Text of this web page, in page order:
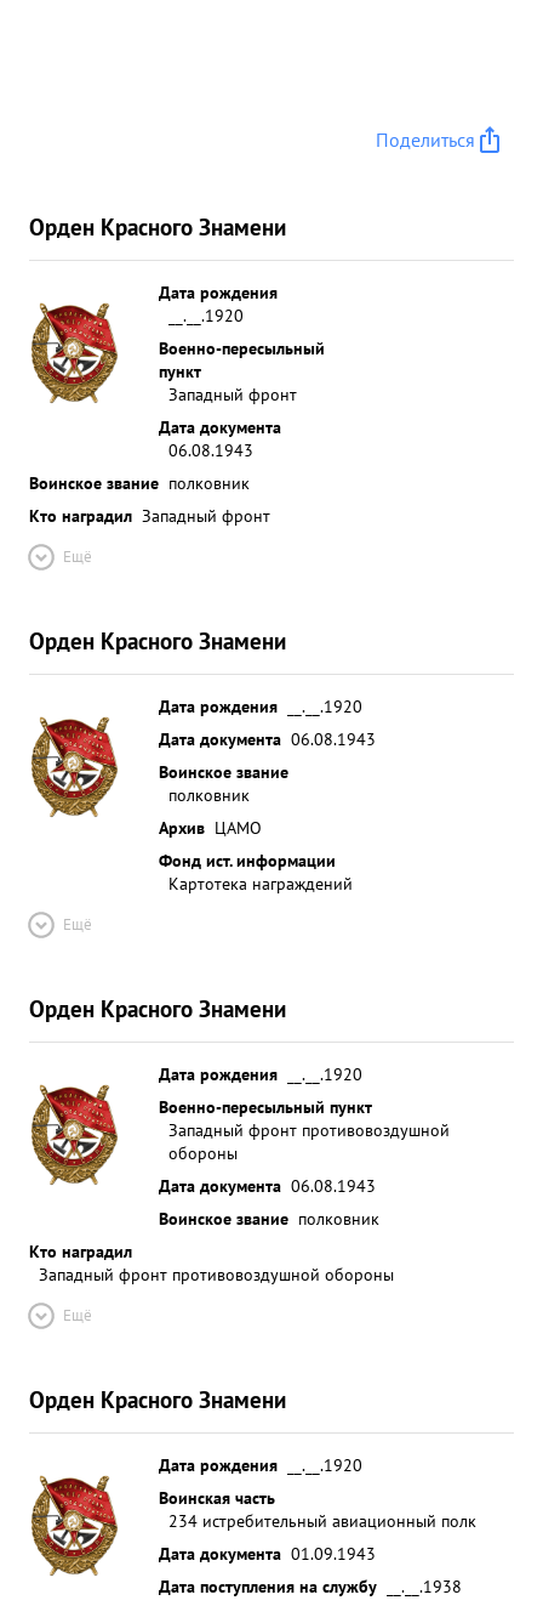
Поделиться
Орден Красного Знамени
Дата рождения
__.__.1920
Военно-пересыльный
пункт
Западный фронт
Дата документа
06.08.1943
Воинское звание полковник
Кто наградил Западный фронт
Ещё
Орден Красного Знамени
Дата рождения
__.__.1920
Дата документа 06.08.1943
Воинское звание
полковник
Архив ЦАМО
Фонд ист. информации
Картотека награждений
Ещё
Орден Красного Знамени
Дата рождения
__.__.1920
Военно-пересыльный пункт
Западный фронт противовоздушной
обороны
Дата документа 06.08.1943
Воинское звание полковник
Кто наградил
Западный фронт противовоздушной обороны
Ещё
Орден Красного Знамени
Дата рождения
__.__.1920
Воинская часть
234 истребительный авиационный полк
Дата документа 01.09.1943
Дата поступления на службу
__.__.1938